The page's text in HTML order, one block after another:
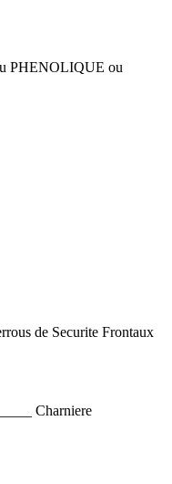
PHENOLIQUE ou
de Securite Frontaux
Charniere